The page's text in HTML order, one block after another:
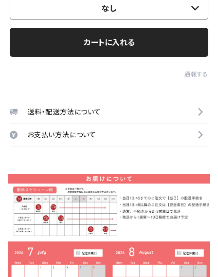
なし
カートに入れる
通報する
送料・配送方法について
お支払い方法について